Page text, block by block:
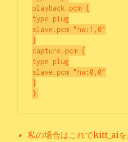
playback.pcm {
type plug
slave.pcm "hw:1,0"
}
capture.pcm {
type plug
slave.pcm "hw:0,0"
}
私の場合はこれでkitt_aiを